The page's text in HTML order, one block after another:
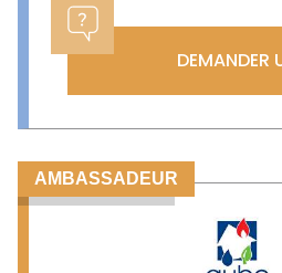
DEMANDER
AMBASSADEUR